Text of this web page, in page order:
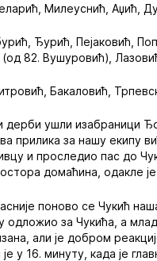
Милеуснић, Аџић,
Ђурић, Пејаковић,
82. Вушуровић),
Бакаловић,
дерби ушли изабраници
прилика за нашу екипу
и проследио пас до
домаћина, одакле
поново се Чукић
одложио за Чукића, а
али је добром
је у 16. минуту, када је